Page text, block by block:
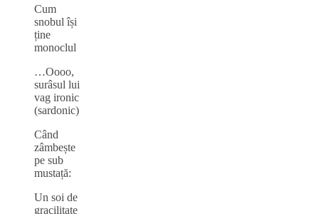
Cum
snobul își
ține
monoclul
…Oooo,
surâsul lui
vag ironic
(sardonic)
Când
zâmbește
pe sub
mustață:
Un soi de
gracilitate